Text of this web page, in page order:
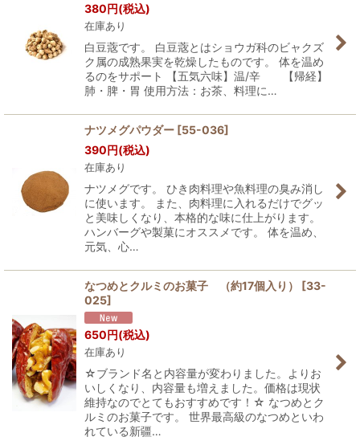
380円(税込)
在庫あり
白豆蔲です。 白豆蔲とはショウガ科のビャクズ
ク属の成熟果実を乾燥したものです。 体を温め
るのをサポート 【五気六味】温/辛 【帰経】
肺・脾・胃 使用方法：お茶、料理に…
ナツメグパウダー [55-036]
390円(税込)
在庫あり
ナツメグです。 ひき肉料理や魚料理の臭み消し
に使います。 また、肉料理に入れるだけでグッ
と美味しくなり、本格的な味に仕上がります。
ハンバーグや製菓にオススメです。 体を温め、
元気、心…
なつめとクルミのお菓子 （約17個入り） [33-
025]
650円(税込)
在庫あり
☆ブランド名と内容量が変わりました。よりお
いしくなり、内容量も増えました。価格は現状
維持なのでとてもおすすめです！☆ なつめとク
ルミのお菓子です。 世界最高級のなつめといわ
れている新疆…